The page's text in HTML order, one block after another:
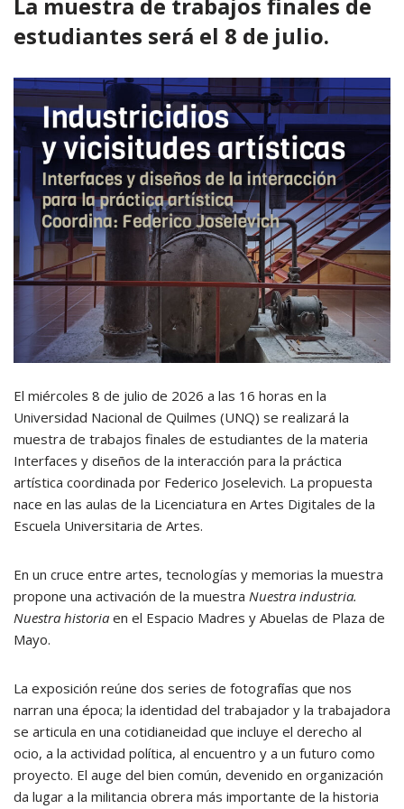
estudiantes será el 8 de julio.
El miércoles 8 de julio de 2026 a las 16 horas en la
Universidad Nacional de Quilmes (UNQ) se realizará la
muestra de trabajos finales de estudiantes de la materia
Interfaces y diseños de la interacción para la práctica
artística coordinada por Federico Joselevich. La propuesta
nace en las aulas de la Licenciatura en Artes Digitales de la
Escuela Universitaria de Artes.
En un cruce entre artes, tecnologías y memorias la muestra
propone una activación de la muestra Nuestra industria.
Nuestra historia en el Espacio Madres y Abuelas de Plaza de
Mayo.
La exposición reúne dos series de fotografías que nos
narran una época; la identidad del trabajador y la trabajadora
se articula en una cotidianeidad que incluye el derecho al
ocio, a la actividad política, al encuentro y a un futuro como
proyecto. El auge del bien común, devenido en organización
da lugar a la militancia obrera más importante de la historia